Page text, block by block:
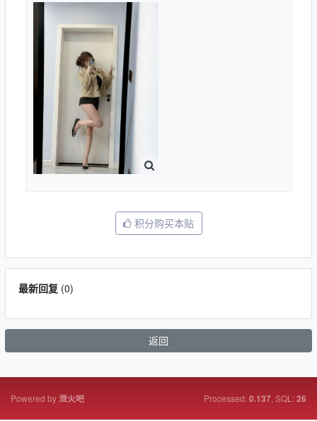
积分购买本贴
最新回复(0)
返回
Powered by泄火吧 Processed:0.137, SQL:26